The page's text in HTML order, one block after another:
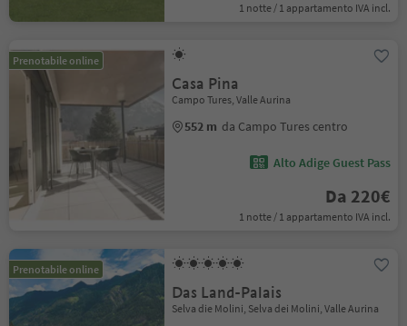
1 notte / 1 appartamento IVA incl.
Prenotabile online
Casa Pina
Campo Tures, Valle Aurina
552 m da Campo Tures centro
Alto Adige Guest Pass
Da 220€
1 notte / 1 appartamento IVA incl.
Prenotabile online
Das Land-Palais
Selva die Molini, Selva dei Molini, Valle Aurina